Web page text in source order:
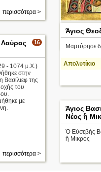
περισσότερα >
Άγιος
Μαρτύρησε
Απολυτίκιο
16
Λαύρας
- 1074 μ.Χ.)
στην
Βασίλιεφ της
του
με
περισσότερα >
Άγιος
Νέος ἢ
Ὁ Εὐσεβὴς
ἢ Μικρός